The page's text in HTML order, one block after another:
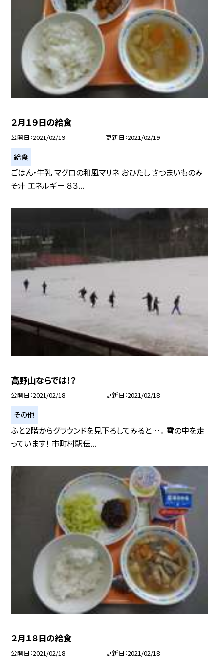
２月１９日の給食
公開日 2021/02/19 更新日 2021/02/19
給食
ごはん・牛乳 マグロの和風マリネ おひたし さつまいものみ
そ汁 エネルギー ８３...
高野山ならでは！？
公開日 2021/02/18 更新日 2021/02/18
その他
ふと２階からグラウンドを見下ろしてみると…。 雪の中を走
っています！ 市町村駅伝...
２月１８日の給食
公開日 2021/02/18 更新日 2021/02/18